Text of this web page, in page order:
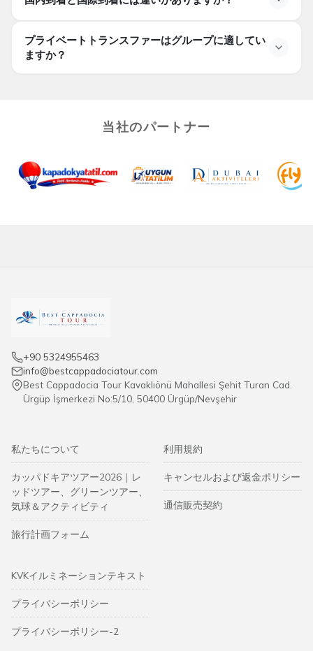
プライベートトランスファーはグループに適してい
ますか？
当社のパートナー
+90 5324955463
info@bestcappadociatour.com
Best Cappadocia Tour Kavaklıönü Mahallesi Şehit Turan Cad.
Ürgüp İşmerkezi No:5/10, 50400 Ürgüp/Nevşehir
私たちについて
カッパドキアツアー2026｜レ
ッドツアー、グリーンツアー、
気球＆アクティビティ
旅行計画フォーム
利用規約
キャンセルおよび返金ポリシー
通信販売契約
KVKイルミネーションテキスト
プライバシーポリシー
プライバシーポリシー-2